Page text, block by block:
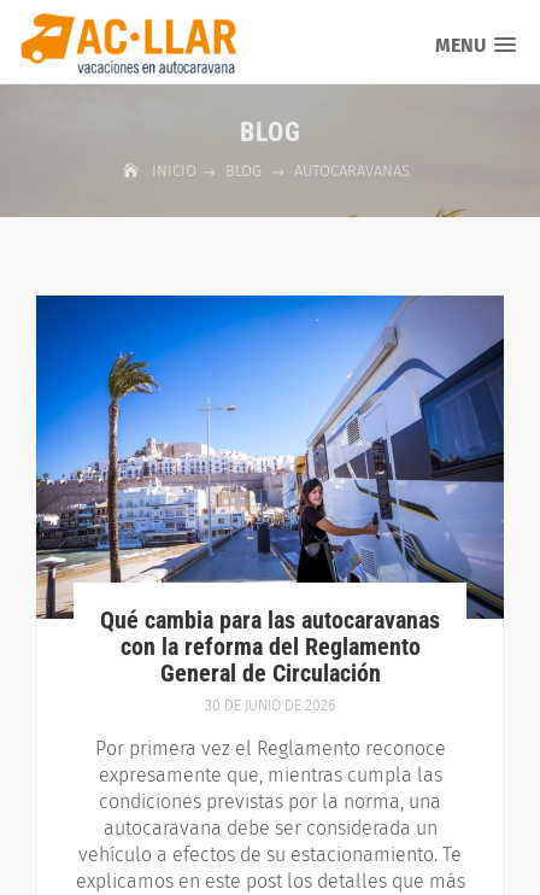
MENU
BLOG
INICIO BLOG AUTOCARAVANAS
Qué cambia para las autocaravanas
con la reforma del Reglamento
General de Circulación
30 DE JUNIO DE 2026
Por primera vez el Reglamento reconoce
expresamente que, mientras cumpla las
condiciones previstas por la norma, una
autocaravana debe ser considerada un
vehículo a efectos de su estacionamiento. Te
explicamos en este post los detalles que más